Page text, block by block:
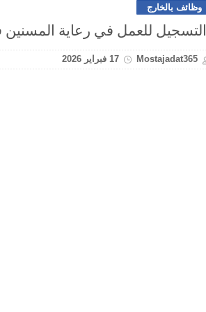
وظائف بالخارج
التسجيل للعمل في رعاية المسنين
Mostajadat365 17 فبراير 2026